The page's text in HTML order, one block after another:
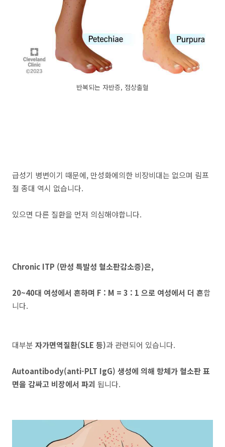
반복되는 자반증, 점상출혈
급성기 병변이기 때문에, 만성화에의한 비장비대는 없으며 림프
절 종대 역시 없습니다.
있으면 다른 질환을 먼저 의심해야합니다.
Chronic ITP (만성 특발성 혈소판감소증)은,
20~40대 여성에서 흔하며 F : M = 3 : 1 으로 여성에서 더 흔합
니다.
대부분 자가면역질환(SLE 등)과 관련되어 있습니다.
Autoantibody(anti-PLT IgG) 생성에 의해 항체가 혈소판 표
면을 감싸고 비장에서 파괴 됩니다.